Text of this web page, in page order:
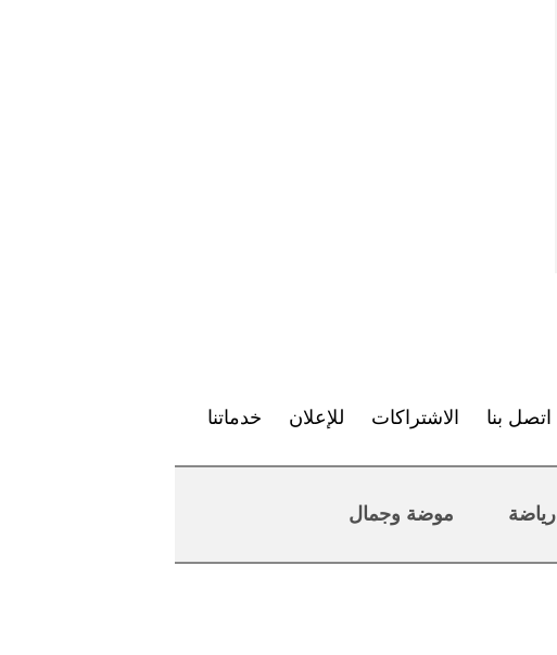
اتصل بنا الاشتراكات للإعلان خدماتنا
رياضة موضة وجمال